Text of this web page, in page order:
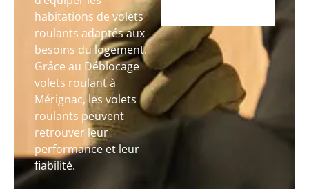
habitations de volets
roulants adaptés aux
besoins du logement.
Grâce au Déblocage
volets roulant à
Mérignac, les volets
roulants peuvent
retrouver leur
performance et leur
fiabilité.